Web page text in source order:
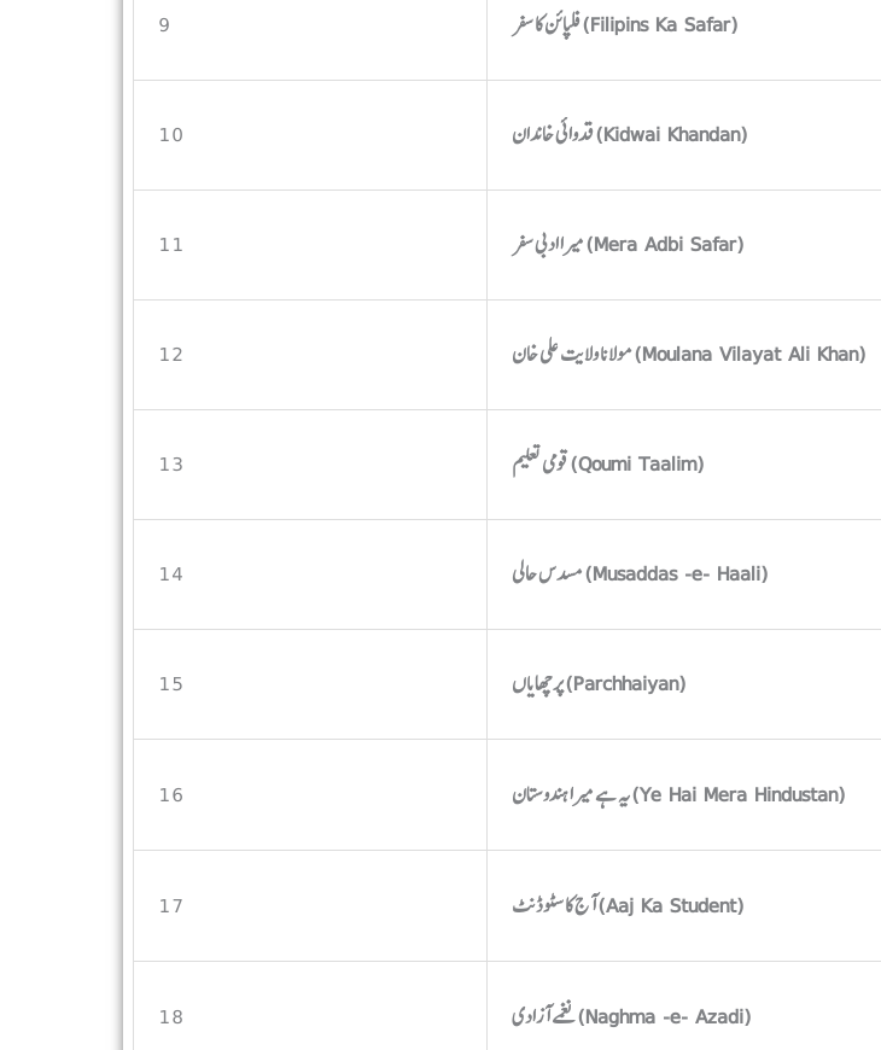
9 فلپائن کا سفر (Filipins Ka Safar)
10 قدوائی خاندان (Kidwai Khandan)
11 میرا ادبی سفر (Mera Adbi Safar)
12 مولانا ولایت علی خان (Moulana Vilayat Ali Khan)
13 قومی تعلیم (Qoumi Taalim)
14 مسدس حالی (Musaddas -e- Haali)
15 پرچھایاں (Parchhaiyan)
16 یہ ہے میرا ہندوستان (Ye Hai Mera Hindustan)
17 آج کا سٹوڈنٹ (Aaj Ka Student)
18 نغمے آزادی (Naghma -e- Azadi)